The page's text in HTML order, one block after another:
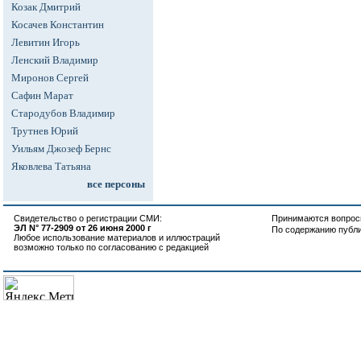
Козак Дмитрий
Косачев Константин
Левитин Игорь
Ленский Владимир
Миронов Сергей
Сафин Марат
Стародубов Владимир
Трутнев Юрий
Уильям Джозеф Бернс
Яковлева Татьяна
все персоны
Свидетельство о регистрации СМИ:
ЭЛ N° 77-2909 от 26 июня 2000 г
Любое использование материалов и иллюстраций
возможно только по согласованию с редакцией
Принимаются
По содержанию